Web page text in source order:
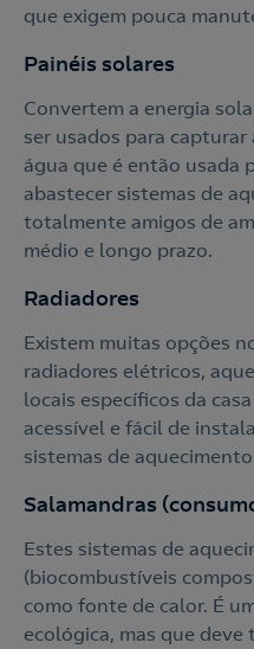
que exigem pouca
Painéis solares
Convertem a energia
ser usados para capturar
água que é então usada
abastecer sistemas de
totalmente amigos de
médio e longo prazo.
Radiadores
Existem muitas opções
radiadores elétricos,
locais específicos da
acessível e fácil de
sistemas de
Salamandras
Estes sistemas de
(biocombustíveis
como fonte de calor. É
ecológica, mas que deve